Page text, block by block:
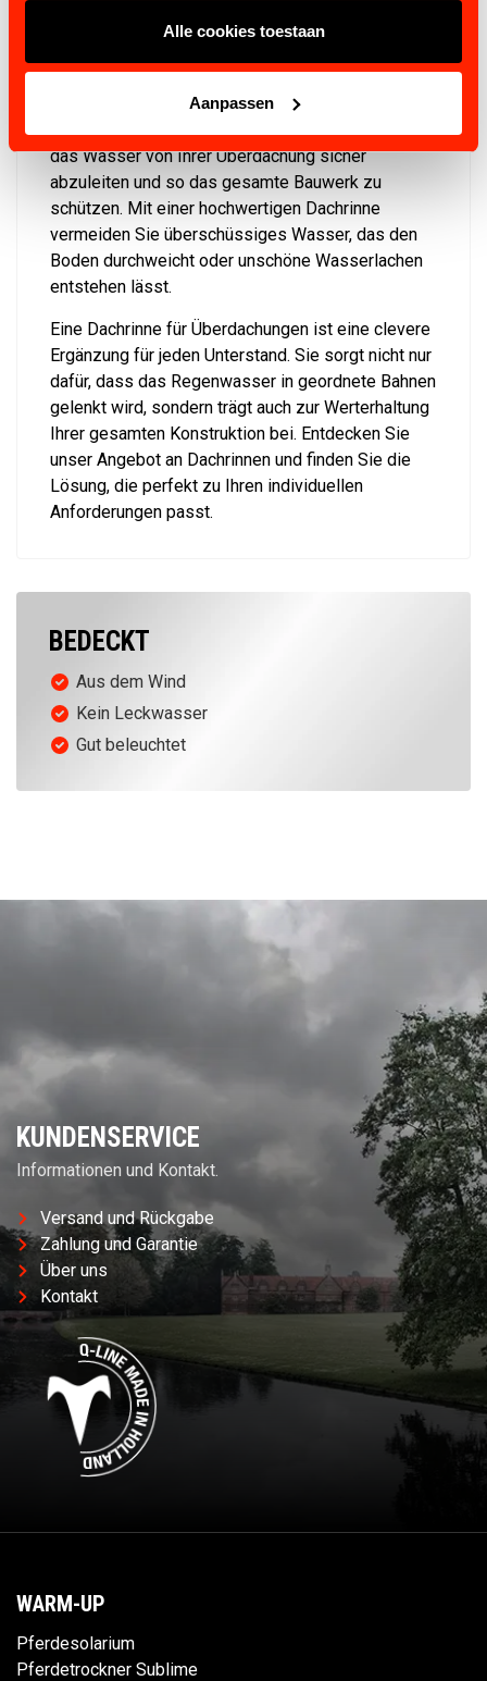
Alle cookies toestaan
Aanpassen
und leicht zu installieren
Unsere Dachrinnen für Überdachungen zeichnen
sich durch ihre einfache Installation und hohe
das Wasser von Ihrer Überdachung sicher
abzuleiten und so das gesamte Bauwerk zu
schützen. Mit einer hochwertigen Dachrinne
vermeiden Sie überschüssiges Wasser, das den
Boden durchweicht oder unschöne Wasserlachen
entstehen lässt.
Eine Dachrinne für Überdachungen ist eine clevere
Ergänzung für jeden Unterstand. Sie sorgt nicht nur
dafür, dass das Regenwasser in geordnete Bahnen
gelenkt wird, sondern trägt auch zur Werterhaltung
Ihrer gesamten Konstruktion bei. Entdecken Sie
unser Angebot an Dachrinnen und finden Sie die
Lösung, die perfekt zu Ihren individuellen
Anforderungen passt.
BEDECKT
Aus dem Wind
Kein Leckwasser
Gut beleuchtet
KUNDENSERVICE
Informationen und Kontakt.
Versand und Rückgabe
Zahlung und Garantie
Über uns
Kontakt
WARM-UP
Pferdesolarium
Pferdetrockner Sublime